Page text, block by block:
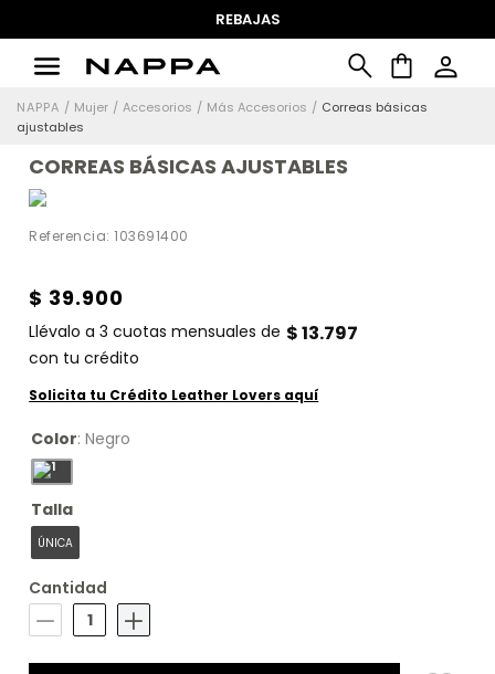
REBAJAS
Mujer Accesorios Más Accesorios
Correas básicas
ajustables
CORREAS BÁSICAS AJUSTABLES
Referencia:103691400
$ 39.900
Llévalo a3 cuotas mensuales de $13.797
con tu crédito
Solicita tu Crédito Leather Lovers aquí
Talla
ÚNICA
Color: Negro
Cantidad